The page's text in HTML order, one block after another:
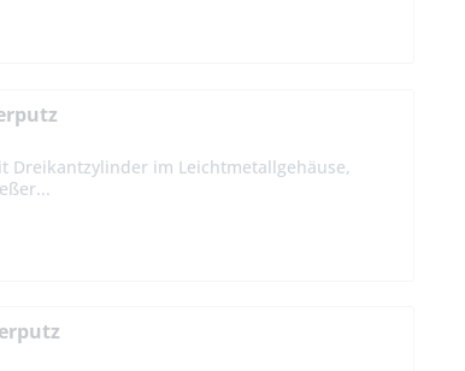
Dreikantzylinder im Leichtmetallgehäuse,